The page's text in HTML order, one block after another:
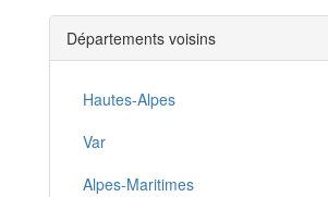
Sainte-Tulle
Gréoux-les-Bains
Pierrevert
Volonne
Oraison
Départements voisins
Hautes-Alpes
Var
Alpes-Maritimes